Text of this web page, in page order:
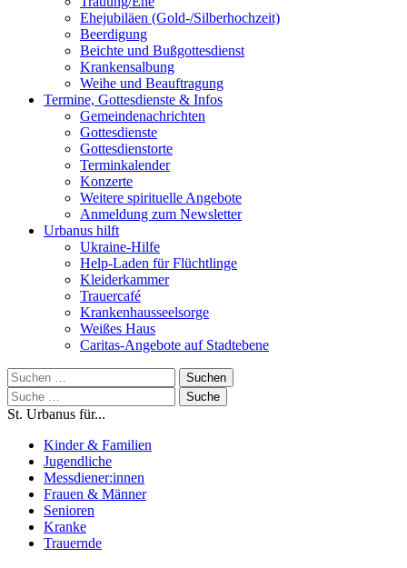
Ehejubiläen (Gold-/Silberhochzeit)
Beerdigung
Beichte und Bußgottesdienst
Krankensalbung
Weihe und Beauftragung
Termine, Gottesdienste & Infos
Gemeindenachrichten
Gottesdienste
Gottesdienstorte
Terminkalender
Konzerte
Weitere spirituelle Angebote
Anmeldung zum Newsletter
Urbanus hilft
Ukraine-Hilfe
Help-Laden für Flüchtlinge
Kleiderkammer
Trauercafé
Krankenhausseelsorge
Weißes Haus
Caritas-Angebote auf Stadtebene
Suchen
nach:
Suche
nach:
St. Urbanus für...
Kinder & Familien
Jugendliche
Messdiener:innen
Frauen & Männer
Senioren
Kranke
Trauernde